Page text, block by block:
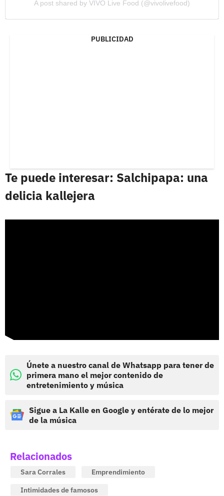
A post shared by VIVO Live Food (@vivolivefood)
PUBLICIDAD
Te puede interesar: Salchipapa: una
delicia kallejera
Únete a nuestro canal de Whatsapp para tener de
primera mano el mejor contenido de
entretenimiento y música
Sigue a La Kalle en Google y entérate de lo mejor
de la música
Relacionados
Sara Corrales
Emprendimiento
Intimidades de famosos